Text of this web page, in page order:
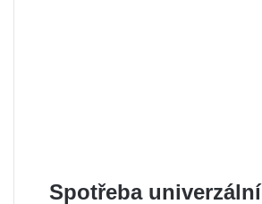
Spotřeba univerzální